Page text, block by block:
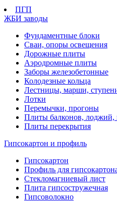
ПГП
ЖБИ заводы
Фундаментные блоки
Сваи, опоры освещения
Дорожные плиты
Аэродромные плиты
Заборы железобетонные
Колодезные кольца
Лестницы, марши,
Лотки
Перемычки, прогоны
Плиты балконов, лоджий,
Плиты перекрытия
Гипсокартон и профиль
Гипсокартон
Профиль для
Стекломагниевый лист
Плита гипсостружечная
Гипсоволокно